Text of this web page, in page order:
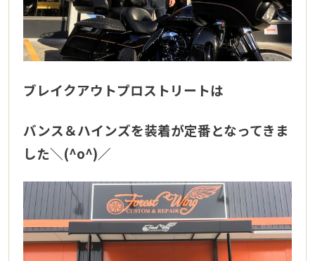
ブレイクアウトプロストリートは
バンス＆ハインズを装着が定番となってきま
した＼(^o^)／